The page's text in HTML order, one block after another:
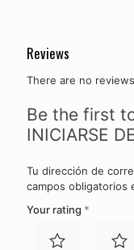
Reviews
There are no
Be the first
INICIARSE
Tu dirección de
campos obligatorios
Your rating *